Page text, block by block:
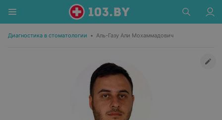
Диагностика в стоматологии • Аль-Газу Али Мохаммадович